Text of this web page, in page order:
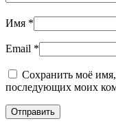
Имя *
Email *
Сохранить моё имя,
последующих моих